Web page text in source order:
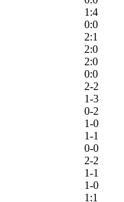
1:4
0:0
2:1
2:0
2:0
0:0
2-2
1-3
0-2
1-0
1-1
0-0
2-2
1-1
1-0
1:1